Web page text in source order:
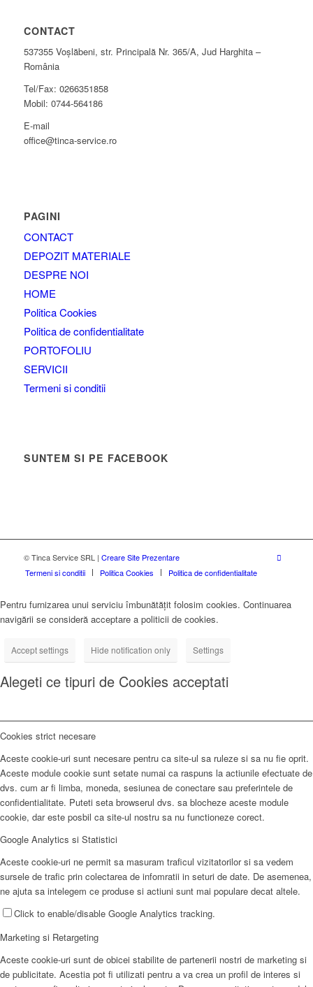
CONTACT
537355 Voşlăbeni, str. Principală Nr. 365/A, Jud Harghita –
România
Tel/Fax: 0266351858
Mobil: 0744-564186
E-mail
office@tinca-service.ro
PAGINI
CONTACT
DEPOZIT MATERIALE
DESPRE NOI
HOME
Politica Cookies
Politica de confidentialitate
PORTOFOLIU
SERVICII
Termeni si conditii
SUNTEM SI PE FACEBOOK
© Tinca Service SRL | Creare Site Prezentare
Termeni si conditii
Politica Cookies Politica de confidentialitate
Pentru furnizarea unui serviciu îmbunătățit folosim cookies. Continuarea
navigării se consideră acceptare a politicii de cookies.
Accept settings Hide notification only Settings
Alegeti ce tipuri de Cookies acceptati
Cookies strict necesare
Aceste cookie-uri sunt necesare pentru ca site-ul sa ruleze si sa nu fie oprit.
Aceste module cookie sunt setate numai ca raspuns la actiunile efectuate de
dvs. cum ar fi limba, moneda, sesiunea de conectare sau preferintele de
confidentialitate. Puteti seta browserul dvs. sa blocheze aceste module
cookie, dar este posbil ca site-ul nostru sa nu functioneze corect.
Google Analytics si Statistici
Aceste cookie-uri ne permit sa masuram traficul vizitatorilor si sa vedem
sursele de trafic prin colectarea de infomratii in seturi de date. De asemenea,
ne ajuta sa intelegem ce produse si actiuni sunt mai populare decat altele.
Click to enable/disable Google Analytics tracking.
Marketing si Retargeting
Aceste cookie-uri sunt de obicei stabilite de partenerii nostri de marketing si
de publicitate. Acestia pot fi utilizati pentru a va crea un profil de interes si